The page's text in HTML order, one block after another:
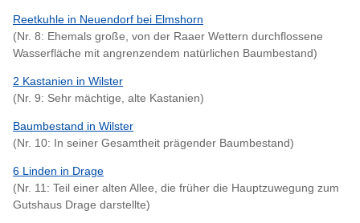
Reetkuhle in Neuendorf bei Elmshorn
(Nr. 8: Ehemals große, von der Raaer Wettern durchflossene
Wasserfläche mit angrenzendem natürlichen Baumbestand)
2 Kastanien in Wilster
(Nr. 9: Sehr mächtige, alte Kastanien)
Baumbestand in Wilster
(Nr. 10: In seiner Gesamtheit prägender Baumbestand)
6 Linden in Drage
(Nr. 11: Teil einer alten Allee, die früher die Hauptzuwegung zum
Gutshaus Drage darstellte)